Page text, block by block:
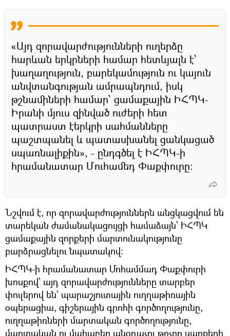
«Այդ զորավարժությունների ուղերձը
հարևան երկրների համար հետևյալն է՝
խաղաղություն, բարեկամություն ու կայուն
անվտանգության ամրապնդում, իսկ
թշնամիների համար՝ ցամաքային ԻՀՊԿ-
Իրանի մյուս զինված ուժերի հետ
պատրաստ էերկրի սահմանները
պաշտպանել և պատասխանել ցանկացած
սպառնալիքին», - ընդգծել է ԻՀՊԿ-ի
հրամանատար Մուհամեդ Փաքփուրը:
Նշվում է, որ զորավարժություններն անցկացվում են
տարեկան ժամանակացույցի համաձայն՝ ԻՀՊԿ
ցամաքային զորքերի մարտունակությունը
բարձրացնելու նպատակով:
ԻՀՊԿ-ի հրամանատար Մոհամմադ Փաքփուրի
խոսքով՝ այդ զորավարժությունները տարբեր
փուլերով են՝ պարաշյուտային ուղղաթիռային
օպերացիա, գիշերային գրոհի գործողությունը,
ուղղաթիռների մարտական գործողությունը,
մարտական ու մահաբեր անօդաչու թռչող սարքերի